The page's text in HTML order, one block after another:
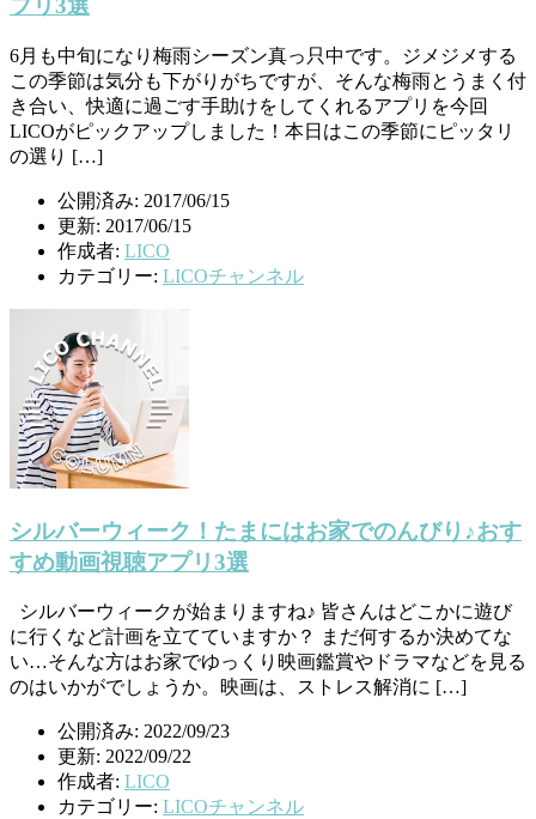
プリ3選
6月も中旬になり梅雨シーズン真っ只中です。ジメジメする
この季節は気分も下がりがちですが、そんな梅雨とうまく付
き合い、快適に過ごす手助けをしてくれるアプリを今回
LICOがピックアップしました！本日はこの季節にピッタリ
の選り […]
公開済み: 2017/06/15
更新: 2017/06/15
作成者: LICO
カテゴリー: LICOチャンネル
シルバーウィーク！たまにはお家でのんびり♪おす
すめ動画視聴アプリ3選
シルバーウィークが始まりますね♪ 皆さんはどこかに遊び
に行くなど計画を立てていますか？ まだ何するか決めてな
い…そんな方はお家でゆっくり映画鑑賞やドラマなどを見る
のはいかがでしょうか。映画は、ストレス解消に […]
公開済み: 2022/09/23
更新: 2022/09/22
作成者: LICO
カテゴリー: LICOチャンネル